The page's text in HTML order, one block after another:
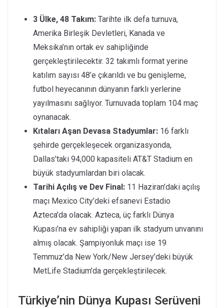
3 Ülke, 48 Takım: Tarihte ilk defa turnuva,
Amerika Birleşik Devletleri, Kanada ve
Meksika’nın ortak ev sahipliğinde
gerçekleştirilecektir. 32 takımlı format yerine
katılım sayısı 48’e çıkarıldı ve bu genişleme,
futbol heyecanının dünyanın farklı yerlerine
yayılmasını sağlıyor. Turnuvada toplam 104 maç
oynanacak.
Kıtaları Aşan Devasa Stadyumlar: 16 farklı
şehirde gerçekleşecek organizasyonda,
Dallas’taki 94,000 kapasiteli AT&T Stadium en
büyük stadyumlardan biri olacak.
Tarihi Açılış ve Dev Final: 11 Haziran’daki açılış
maçı Mexico City’deki efsanevi Estadio
Azteca’da olacak. Azteca, üç farklı Dünya
Kupası’na ev sahipliği yapan ilk stadyum unvanını
almış olacak. Şampiyonluk maçı ise 19
Temmuz’da New York/New Jersey’deki büyük
MetLife Stadium’da gerçekleştirilecek.
Türkiye’nin Dünya Kupası Serüveni